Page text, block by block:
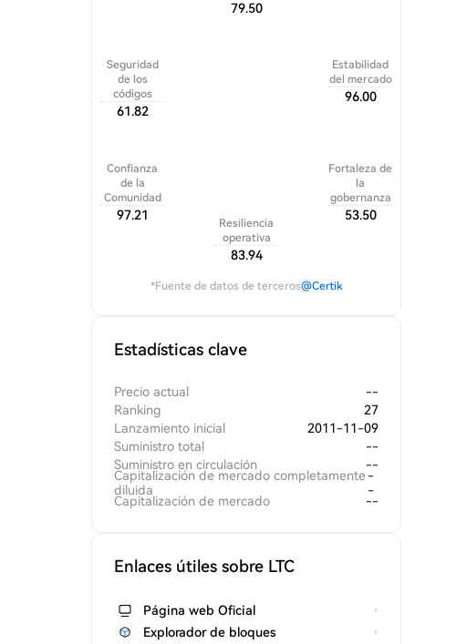
79.50
Seguridad
de los
códigos
61.82
Confianza
de la
Comunidad
97.21
Resiliencia
operativa
83.94
Fortaleza de
la
gobernanza
53.50
Estabilidad
del mercado
96.00
*Fuente de datos de terceros@Certik
Estadísticas clave
Precio actual
--
Ranking
27
Lanzamiento inicial
2011-11-09
Suministro total
--
Suministro en circulación
--
Capitalización de mercado completamente
diluida
-
-
Capitalización de mercado --
Enlaces útiles sobre LTC
Página web Oficial
Explorador de bloques